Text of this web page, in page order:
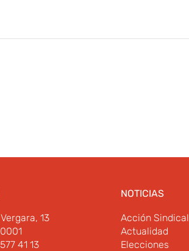
13
41 13
NOTICIAS
Acción Sindical
Actualidad
Elecciones